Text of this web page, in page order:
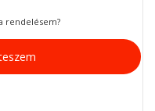
rendelésem?